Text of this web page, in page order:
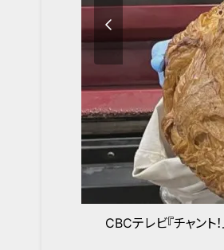
CBCテレビ『チャント